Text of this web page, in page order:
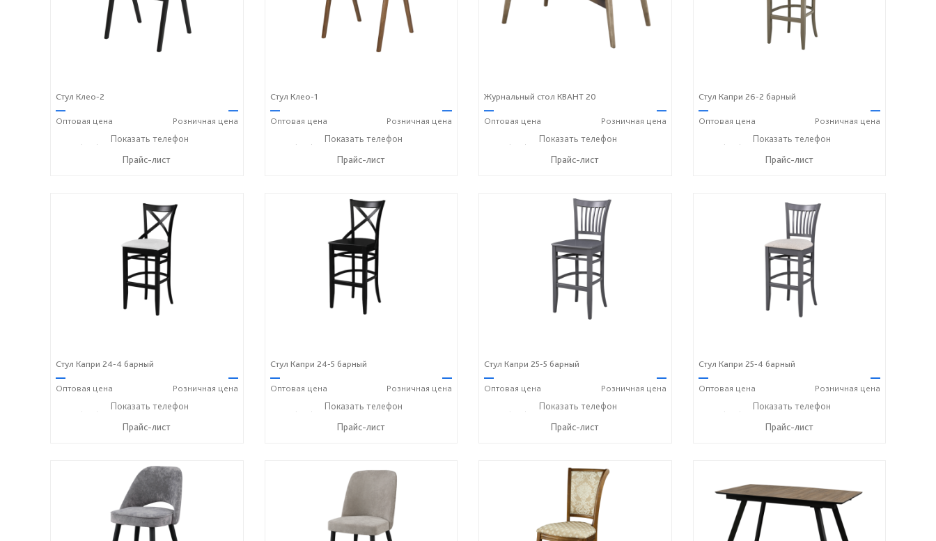
Стул Клео-2
—
Оптовая цена
—
Розничная цена
+7 (831) 614-39-98 ☎+7 908 742 8767
Показать телефон
Прайс-лист
Стул Клео-1
—
Оптовая цена
—
Розничная цена
+7 (831) 614-39-98 ☎+7 908 742 8767
Показать телефон
Прайс-лист
Журнальный стол КВАНТ 20
—
Оптовая цена
—
Розничная цена
+7 (831) 614-39-98 ☎+7 908 742 8767
Показать телефон
Прайс-лист
Стул Капри 26-2 барный
—
Оптовая цена
—
Розничная цена
+7 (831) 614-39-98 ☎+7 908 742 8767
Показать телефон
Прайс-лист
Стул Капри 24-4 барный
—
Оптовая цена
—
Розничная цена
+7 (831) 614-39-98 ☎+7 908 742 8767
Показать телефон
Прайс-лист
Стул Капри 24-5 барный
—
Оптовая цена
—
Розничная цена
+7 (831) 614-39-98 ☎+7 908 742 8767
Показать телефон
Прайс-лист
Стул Капри 25-5 барный
—
Оптовая цена
—
Розничная цена
+7 (831) 614-39-98 ☎+7 908 742 8767
Показать телефон
Прайс-лист
Стул Капри 25-4 барный
—
Оптовая цена
—
Розничная цена
+7 (831) 614-39-98 ☎+7 908 742 8767
Показать телефон
Прайс-лист